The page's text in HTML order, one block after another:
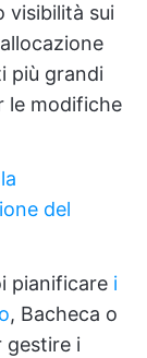
visibilità sui
più grandi
le modifiche
la
del
pianificare i
, Bacheca o
gestire i